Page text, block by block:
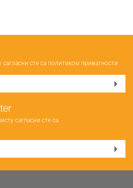
сте са политиком приватности
сагласни сте са